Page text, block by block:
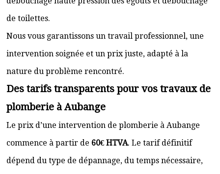
de toilettes.
Nous vous garantissons un travail professionnel, une
intervention soignée et un prix juste, adapté à la
nature du problème rencontré.
Des tarifs transparents pour vos travaux de
plomberie à Aubange
Le prix d’une intervention de plomberie à Aubange
commence à partir de 60€ HTVA. Le tarif définitif
dépend du type de dépannage, du temps nécessaire,